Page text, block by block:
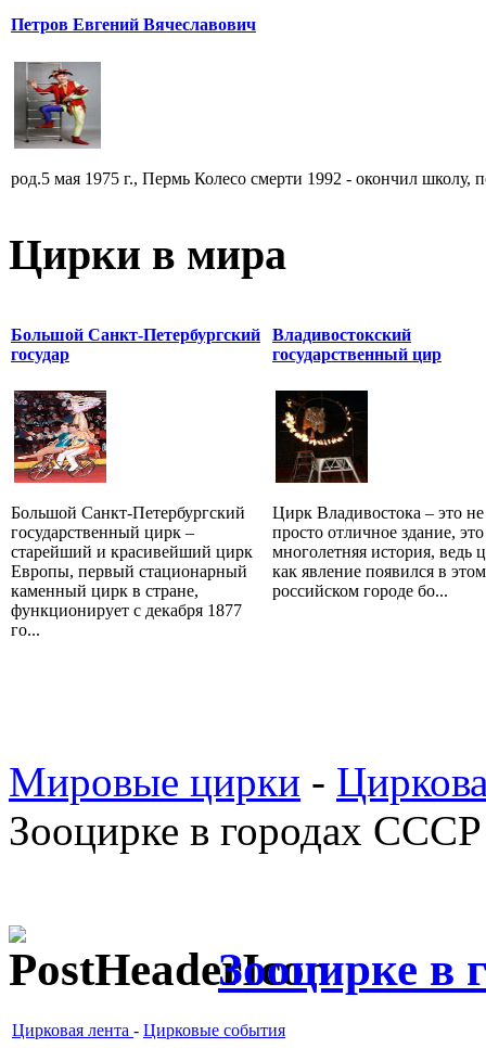
Петров Евгений Вячеславович
род.5 мая 1975 г., Пермь Колесо смерти 1992 - окончил школу,
Цирки в мира
Большой Санкт-Петербургский
государ
Большой Санкт-Петербургский
государственный цирк –
старейший и красивейший цирк
Европы, первый стационарный
каменный цирк в стране,
функционирует с декабря 1877
го...
Владивостокский
государственный цир
Цирк Владивостока – это не
просто отличное здание, это
многолетняя история, ведь
как явление появился в этом
российском городе бо...
Мировые цирки -
Зооцирке в городах СССР
Зооцирке в
Цирковая лента - Цирковые события